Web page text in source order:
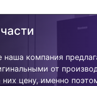
наша компания
от
цену, именно